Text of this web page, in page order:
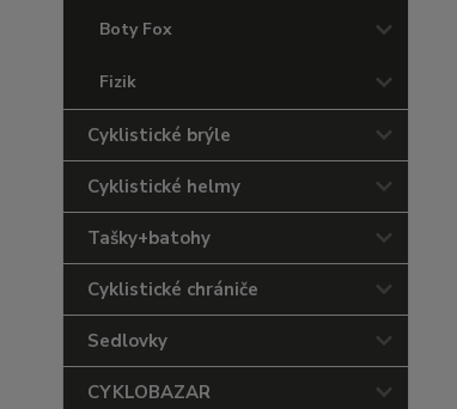
Boty Fox
Fizik
Cyklistické brýle
Cyklistické helmy
Tašky+batohy
Cyklistické chrániče
Sedlovky
CYKLOBAZAR